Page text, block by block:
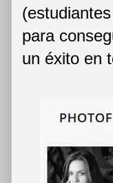
para
un éxito en